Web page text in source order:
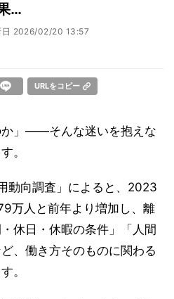
…
2026/02/20 13:57
URLをコピー
か」――そんな迷いを抱えな
。
動向調査」によると、2023
万人と前年より増加し、離
休日・休暇の条件」「人間
、働き方そのものに関わる
。